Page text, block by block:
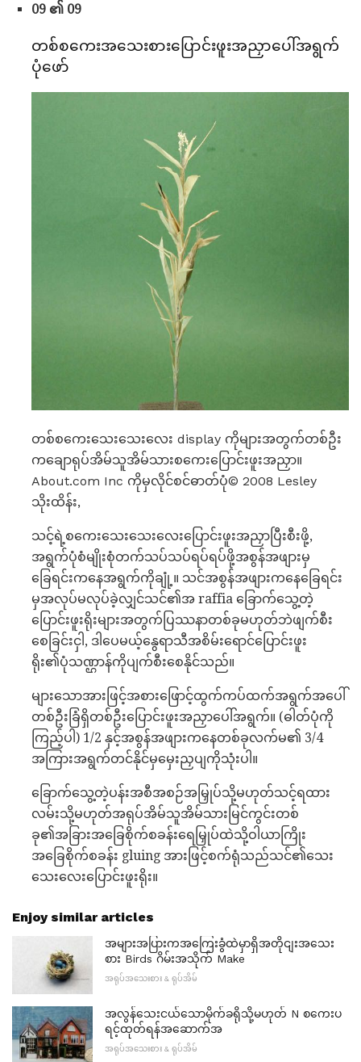
09 ၏ 09
တစ်စကေးအသေးစားပြောင်းဖူးအညှာပေါ်အရွက်
ပုံဖော်
တစ်စကေးသေးသေးလေး display ကိုများအတွက်တစ်ဦး
ကချောရုပ်အိမ်သူအိမ်သားစကေးပြောင်းဖူးအညှာ။
About.com Inc ကိုမှလိုင်စင်ဓာတ်ပုံ© 2008 Lesley
သိုးထိန်း,
သင့်ရဲ့စကေးသေးသေးလေးပြောင်းဖူးအညှာပြီးစီးဖို့,
အရွက်ပုံစံမျိုးစုံတက်သပ်သပ်ရပ်ရပ်ဖို့အစွန်အဖျားမှ
ခြေရင်းကနေအရွက်ကိုချုံ့။ သင်အစွန်အဖျားကနေခြေရင်း
မှအလုပ်မလုပ်ခဲ့လျှင်သင်၏အ raffia ခြောက်သွေ့တဲ့
ပြောင်းဖူးရိုးများအတွက်ပြဿနာတစ်ခုမဟုတ်ဘဲဖျက်စီး
စေခြင်းငှါ, ဒါပေမယ့်နွေရာသီအစိမ်းရောင်ပြောင်းဖူး
ရိုး၏ပုံသဏ္ဌာန်ကိုပျက်စီးစေနိုင်သည်။
များသောအားဖြင့်အစားဖြောင့်ထွက်ကပ်ထက်အရွက်အပေါ်
တစ်ဦးခြံရှိတစ်ဦးပြောင်းဖူးအညှာပေါ်အရွက်။ (ဓါတ်ပုံကို
ကြည့်ပါ) 1/2 နှင့်အစွန်အဖျားကနေတစ်ခုလက်မ၏ 3/4
အကြားအရွက်တင်နိုင်မှမှေးညှပျကိုသုံးပါ။
ခြောက်သွေ့တဲ့ပန်းအစီအစဉ်အမြှုပ်သို့မဟုတ်သင့်ရထား
လမ်းသို့မဟုတ်အရုပ်အိမ်သူအိမ်သားမြင်ကွင်းတစ်
ခု၏အခြားအခြေစိုက်စခန်းရေမြှုပ်ထဲသို့ဝါယာကြိုး
အခြေစိုက်စခန်း gluing အားဖြင့်စက်ရုံသည်သင်၏သေး
သေးလေးပြောင်းဖူးရိုး။
Enjoy similar articles
အများအပြားကအကြေးခွံထဲမှာရှိအတိုငျးအသေး
စား Birds ဂိမ်းအသိုက် Make
အရုပ်အသေးစား & ရုပ်အိမ်
အလွန်သေးငယ်သောမိုက်ခရိုသို့မဟုတ် N စကေးပ
ရင့်ထုတ်ရန်အဆောက်အ
အရုပ်အသေးစား & ရုပ်အိမ်